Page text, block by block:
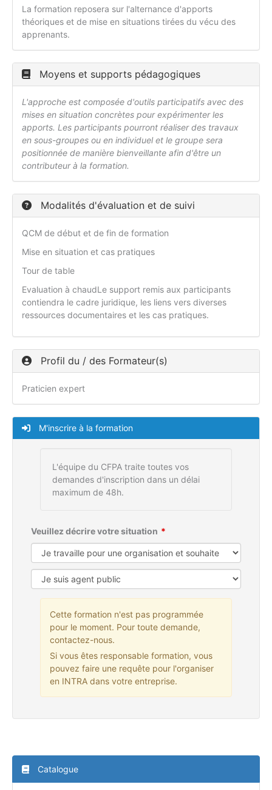
La formation reposera sur l'alternance d'apports
théoriques et de mise en situations tirées du vécu des
apprenants.
Moyens et supports pédagogiques
L'approche est composée d'outils participatifs avec des
mises en situation concrètes pour expérimenter les
apports. Les participants pourront réaliser des travaux
en sous-groupes ou en individuel et le groupe sera
positionnée de manière bienveillante afin d'être un
contributeur à la formation.
Modalités d'évaluation et de suivi
QCM de début et de fin de formation
Mise en situation et cas pratiques
Tour de table
Evaluation à chaudLe support remis aux participants
contiendra le cadre juridique, les liens vers diverses
ressources documentaires et les cas pratiques.
Profil du / des Formateur(s)
Praticien expert
M'inscrire à la formation
L'équipe du CFPA traite toutes vos
demandes d'inscription dans un délai
maximum de 48h.
Veuillez décrire votre situation
Cette formation n'est pas programmée
pour le moment. Pour toute demande,
contactez-nous.
Si vous êtes responsable formation, vous
pouvez faire une requête pour l'organiser
en INTRA dans votre entreprise.
Catalogue